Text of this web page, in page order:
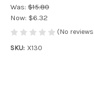
Was: $15.80
Now: $6.32
(No
SKU: X130